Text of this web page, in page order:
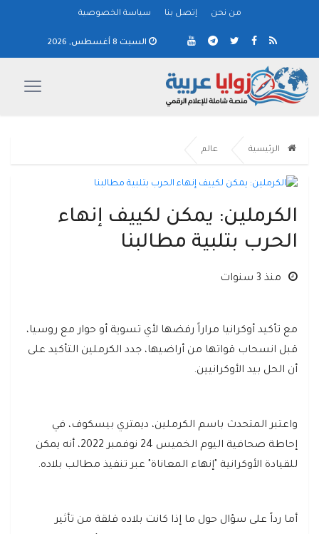
من نحن إتصل بنا سياسة الخصوصية
السبت 8 أغسطس, 2026
الرئيسية عالم
الكرملين: يمكن لكييف إنهاء
الحرب بتلبية مطالبنا
منذ 3 سنوات
مع تأكيد أوكرانيا مراراً رفضها لأي تسوية أو حوار مع روسيا،
قبل انسحاب قواتها من أراضيها، جدد الكرملين التأكيد على
أن الحل بيد الأوكرانيين.
واعتبر المتحدث باسم الكرملين، ديمتري بيسكوف، في
إحاطة صحافية اليوم الخميس 24 نوفمبر 2022، أنه يمكن
للقيادة الأوكرانية "إنهاء المعاناة" عبر تنفيذ مطالب بلاده.
أما رداً على سؤال حول ما إذا كانت بلاده قلقة من تأثير